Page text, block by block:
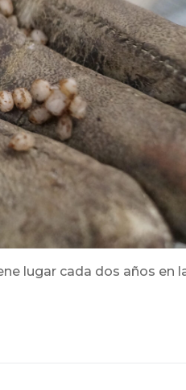
lugar cada dos años en